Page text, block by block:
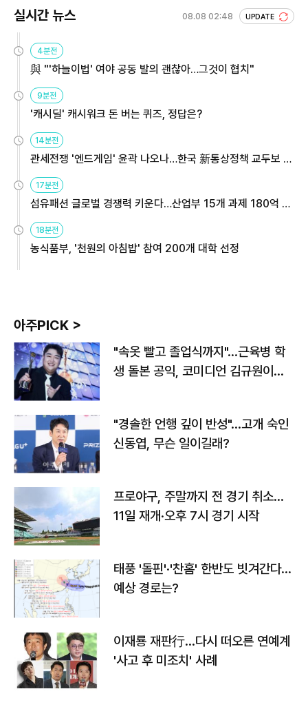
실시간 뉴스 08.08 02:48 UPDATE
4분전
與 "'하늘이법' 여야 공동 발의 괜찮아…그것이 협치"
9분전
'캐시딜' 캐시워크 돈 버는 퀴즈, 정답은?
14분전
관세전쟁 '엔드게임' 윤곽 나오나…한국 新통상정책 교두보 활
17분전
섬유패션 글로벌 경쟁력 키운다…산업부 15개 과제 180억 지
18분전
농식품부, '천원의 아침밥' 참여 200개 대학 선정
아주PICK >
"속옷 빨고 졸업식까지"…근육병 학
생 돌본 공익, 코미디언 김규원이었
"경솔한 언행 깊이 반성"…고개 숙인
신동엽, 무슨 일이길래?
프로야구, 주말까지 전 경기 취소…
11일 재개·오후 7시 경기 시작
태풍 '돌핀'·'찬홈' 한반도 빗겨간다…
예상 경로는?
이재룡 재판行…다시 떠오른 연예계
'사고 후 미조치' 사례